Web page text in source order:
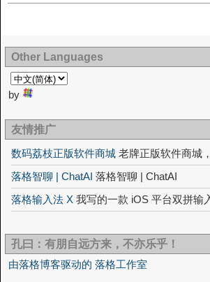
Other Languages
by
友情推广
数码荔枝正版软件商城 老牌正版软件商城
落格智聊 | ChatAI 落格智聊 | ChatAI
落格输入法 X 我写的一款 iOS 平台双拼输
孔曰：有朋自远方来，不亦乐乎！
由落格博客驱动的 落格工作室